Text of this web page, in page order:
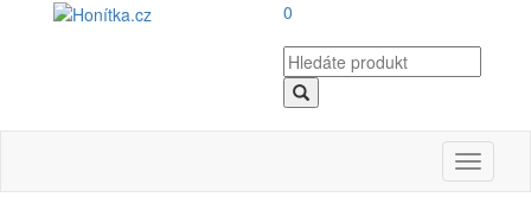
0
Toggle